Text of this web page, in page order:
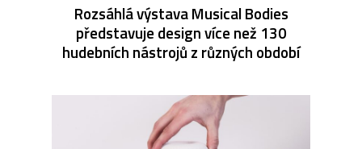
Rozsáhlá výstava Musical Bodies
představuje design více než 130
hudebních nástrojů z různých období